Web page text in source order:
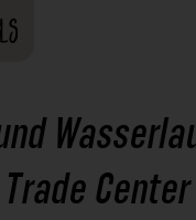
Trade Center